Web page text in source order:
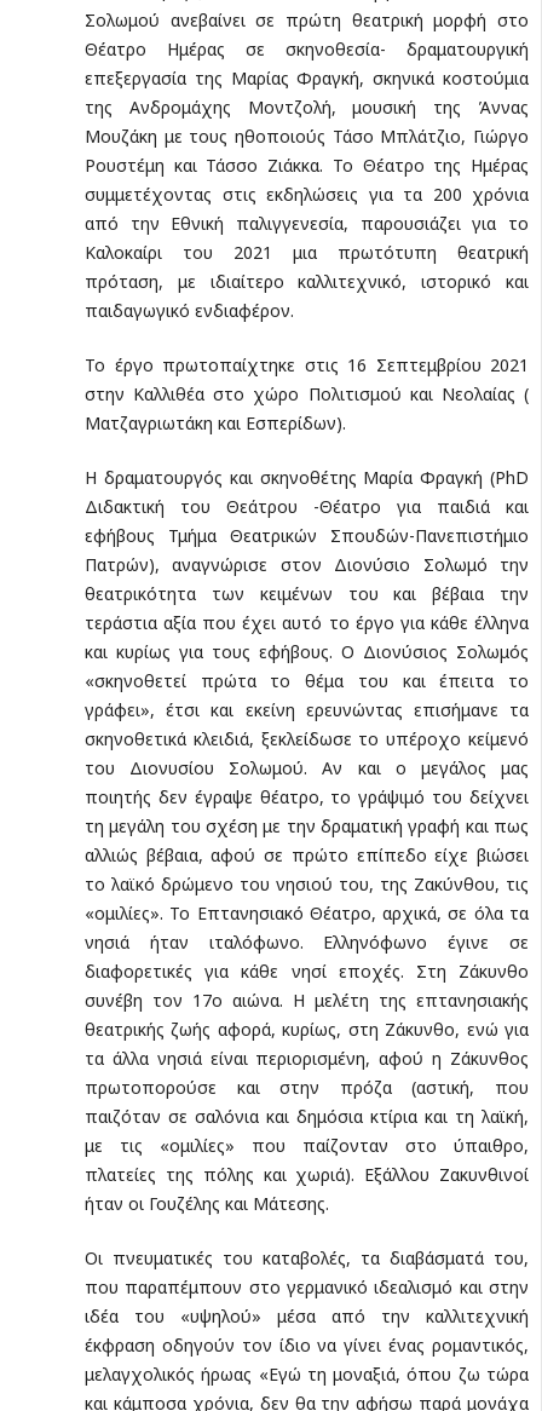
Σολωμού ανεβαίνει σε πρώτη θεατρική μορφή στο
Θέατρο Ημέρας σε σκηνοθεσία- δραματουργική
επεξεργασία της Μαρίας Φραγκή, σκηνικά κοστούμια
της Ανδρομάχης Μοντζολή, μουσική της Άννας
Μουζάκη με τους ηθοποιούς Τάσο Μπλάτζιο, Γιώργο
Ρουστέμη και Τάσσο Ζιάκκα. Το Θέατρο της Ημέρας
συμμετέχοντας στις εκδηλώσεις για τα 200 χρόνια
από την Εθνική παλιγγενεσία, παρουσιάζει για το
Καλοκαίρι του 2021 μια πρωτότυπη θεατρική
πρόταση, με ιδιαίτερο καλλιτεχνικό, ιστορικό και
παιδαγωγικό ενδιαφέρον.
Το έργο πρωτοπαίχτηκε στις 16 Σεπτεμβρίου 2021
στην Καλλιθέα στο χώρο Πολιτισμού και Νεολαίας (
Ματζαγριωτάκη και Εσπερίδων).
Η δραματουργός και σκηνοθέτης Μαρία Φραγκή (PhD
Διδακτική του Θεάτρου -Θέατρο για παιδιά και
εφήβους Τμήμα Θεατρικών Σπουδών-Πανεπιστήμιο
Πατρών), αναγνώρισε στον Διονύσιο Σολωμό την
θεατρικότητα των κειμένων του και βέβαια την
τεράστια αξία που έχει αυτό το έργο για κάθε έλληνα
και κυρίως για τους εφήβους. Ο Διονύσιος Σολωμός
«σκηνοθετεί πρώτα το θέμα του και έπειτα το
γράφει», έτσι και εκείνη ερευνώντας επισήμανε τα
σκηνοθετικά κλειδιά, ξεκλείδωσε το υπέροχο κείμενό
του Διονυσίου Σολωμού. Αν και ο μεγάλος μας
ποιητής δεν έγραψε θέατρο, το γράψιμό του δείχνει
τη μεγάλη του σχέση με την δραματική γραφή και πως
αλλιώς βέβαια, αφού σε πρώτο επίπεδο είχε βιώσει
το λαϊκό δρώμενο του νησιού του, της Ζακύνθου, τις
«ομιλίες». Το Επτανησιακό Θέατρο, αρχικά, σε όλα τα
νησιά ήταν ιταλόφωνο. Ελληνόφωνο έγινε σε
διαφορετικές για κάθε νησί εποχές. Στη Ζάκυνθο
συνέβη τον 17ο αιώνα. Η μελέτη της επτανησιακής
θεατρικής ζωής αφορά, κυρίως, στη Ζάκυνθο, ενώ για
τα άλλα νησιά είναι περιορισμένη, αφού η Ζάκυνθος
πρωτοπορούσε και στην πρόζα (αστική, που
παιζόταν σε σαλόνια και δημόσια κτίρια και τη λαϊκή,
με τις «ομιλίες» που παίζονταν στο ύπαιθρο,
πλατείες της πόλης και χωριά). Εξάλλου Ζακυνθινοί
ήταν οι Γουζέλης και Μάτεσης.
Οι πνευματικές του καταβολές, τα διαβάσματά του,
που παραπέμπουν στο γερμανικό ιδεαλισμό και στην
ιδέα του «υψηλού» μέσα από την καλλιτεχνική
έκφραση οδηγούν τον ίδιο να γίνει ένας ρομαντικός,
μελαγχολικός ήρωας «Εγώ τη μοναξιά, όπου ζω τώρα
και κάμποσα χρόνια, δεν θα την αφήσω παρά μονάχα